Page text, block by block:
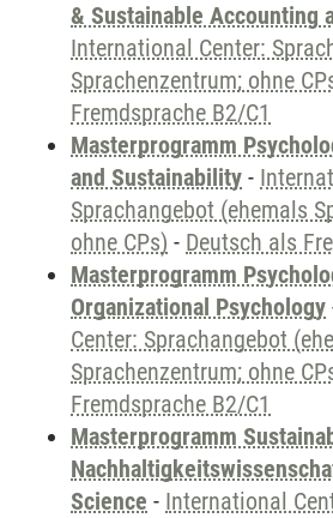
& Sustainable Accounting
International Center:
Sprachenzentrum; ohne
Fremdsprache B2/C1
Masterprogramm
and Sustainability -
Sprachangebot (ehemals
ohne CPs) - Deutsch als
Masterprogramm
Organizational Psychology
Center: Sprachangebot
Sprachenzentrum; ohne
Fremdsprache B2/C1
Masterprogramm
Science - International